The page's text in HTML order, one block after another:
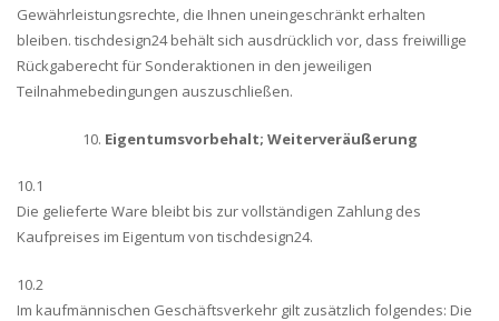
Gewährleistungsrechte, die Ihnen uneingeschränkt erhalten
bleiben. tischdesign24 behält sich ausdrücklich vor, dass freiwillige
Rückgaberecht für Sonderaktionen in den jeweiligen
Teilnahmebedingungen auszuschließen.
Eigentumsvorbehalt; Weiterveräußerung
10.1
Die gelieferte Ware bleibt bis zur vollständigen Zahlung des
Kaufpreises im Eigentum von tischdesign24.
10.2
Im kaufmännischen Geschäftsverkehr gilt zusätzlich folgendes: Die